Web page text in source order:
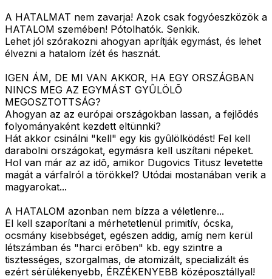
A HATALMAT nem zavarja! Azok csak fogyóeszközök a
HATALOM szemében! Pótolhatók. Senkik.
Lehet jól szórakozni ahogyan aprítják egymást, és lehet
élvezni a hatalom ízét és hasznát.
IGEN ÁM, DE MI VAN AKKOR, HA EGY ORSZÁGBAN
NINCS MEG AZ EGYMÁST GYÛLÖLÕ
MEGOSZTOTTSÁG?
Ahogyan az az európai országokban lassan, a fejlõdés
folyományaként kezdett eltünnki?
Hát akkor csinálni "kell" egy kis gyûlölködést! Fel kell
darabolni országokat, egymásra kell uszítani népeket.
Hol van már az az idõ, amikor Dugovics Titusz levetette
magát a várfalról a törökkel? Utódai mostanában verik a
magyarokat...
A HATALOM azonban nem bízza a véletlenre...
El kell szaporítani a mérhetetlenül primitív, ócska,
ocsmány kisebbséget, egészen addig, amíg nem kerül
létszámban és "harci erõben" kb. egy szintre a
tisztességes, szorgalmas, de atomizált, specializált és
ezért sérülékenyebb, ÉRZÉKENYEBB középosztállyal!